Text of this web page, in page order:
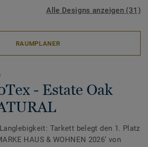
Alle Designs anzeigen (31)
RAUMPLANER
- Estate Oak
Tarkett belegt den 1. Platz
HAUS & WOHNEN 2026‘ von